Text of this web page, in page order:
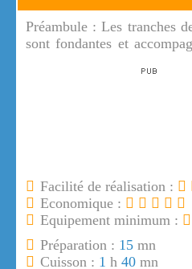
Préambule :Les tranches
sont fondantes et
cuisiner les jarrets est
Facilité de réalisation :
Economique :
Equipement minimum :
Préparation : 15 mn
Cuisson : 1 h 40 mn